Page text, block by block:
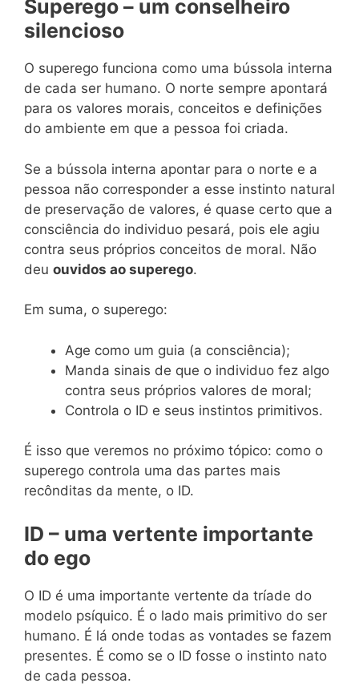
Superego – um conselheiro
silencioso
O superego funciona como uma bússola interna
de cada ser humano. O norte sempre apontará
para os valores morais, conceitos e definições
do ambiente em que a pessoa foi criada.
Se a bússola interna apontar para o norte e a
pessoa não corresponder a esse instinto natural
de preservação de valores, é quase certo que a
consciência do individuo pesará, pois ele agiu
contra seus próprios conceitos de moral. Não
deu ouvidos ao superego.
Em suma, o superego:
Age como um guia (a consciência);
Manda sinais de que o individuo fez algo
contra seus próprios valores de moral;
Controla o ID e seus instintos primitivos.
É isso que veremos no próximo tópico: como o
superego controla uma das partes mais
recônditas da mente, o ID.
ID – uma vertente importante
do ego
O ID é uma importante vertente da tríade do
modelo psíquico. É o lado mais primitivo do ser
humano. É lá onde todas as vontades se fazem
presentes. É como se o ID fosse o instinto nato
de cada pessoa.